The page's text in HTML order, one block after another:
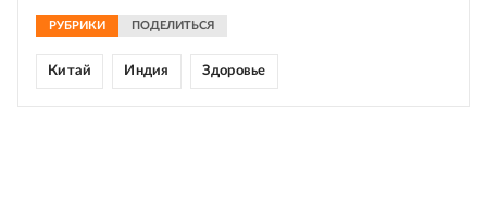
РУБРИКИ ПОДЕЛИТЬСЯ
Китай Индия Здоровье